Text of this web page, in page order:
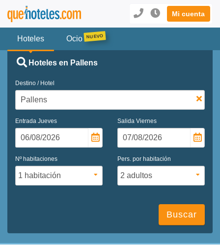
Mi cuenta
Hoteles Ocio
Hoteles en Pallens
Destino / Hotel
Entrada Jueves Salida Viernes
Nº habitaciones Pers. por habitación
Buscar